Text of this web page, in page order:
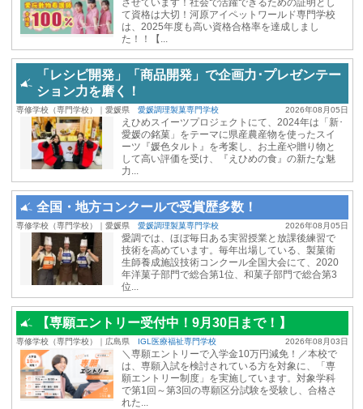
させています！社会で活躍できるための証明とし
て資格は大切！河原アイペットワールド専門学校
は、2025年度も高い資格合格率を達成しまし
た！！【...
「レシピ開発」「商品開発」で企画力･プレゼンテー
ション力を磨く！
2026年08月05日
専修学校（専門学校）｜愛媛県 愛媛調理製菓専門学校
えひめスイーツプロジェクトにて、2024年は「新･
愛媛の銘菓」をテーマに県産農産物を使ったスイ
ーツ『媛色タルト』を考案し、お土産や贈り物と
して高い評価を受け、『えひめの食』の新たな魅
力...
全国・地方コンクールで受賞歴多数！
2026年08月05日
専修学校（専門学校）｜愛媛県 愛媛調理製菓専門学校
愛調では、ほぼ毎日ある実習授業と放課後練習で
技術を高めています。毎年出場している、製菓衛
生師養成施設技術コンクール全国大会にて、2020
年洋菓子部門で総合第1位、和菓子部門で総合第3
位...
【専願エントリー受付中！9月30日まで！】
2026年08月03日
専修学校（専門学校）｜広島県 IGL医療福祉専門学校
＼専願エントリーで入学金10万円減免！／本校で
は、専願入試を検討されている方を対象に、「専
願エントリー制度」を実施しています。対象学科
で第1回～第3回の専願区分試験を受験し、合格さ
れた...